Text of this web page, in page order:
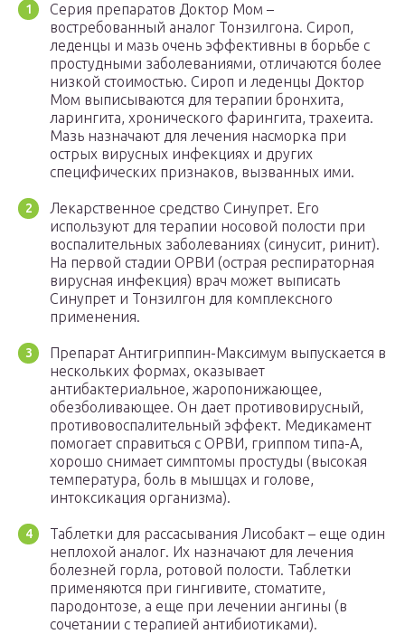
Серия препаратов Доктор Мом –
востребованный аналог Тонзилгона. Сироп,
леденцы и мазь очень эффективны в борьбе с
простудными заболеваниями, отличаются более
низкой стоимостью. Сироп и леденцы Доктор
Мом выписываются для терапии бронхита,
ларингита, хронического фарингита, трахеита.
Мазь назначают для лечения насморка при
острых вирусных инфекциях и других
специфических признаков, вызванных ими.
Лекарственное средство Синупрет. Его
используют для терапии носовой полости при
воспалительных заболеваниях (синусит, ринит).
На первой стадии ОРВИ (острая респираторная
вирусная инфекция) врач может выписать
Синупрет и Тонзилгон для комплексного
применения.
Препарат Антигриппин-Максимум выпускается в
нескольких формах, оказывает
антибактериальное, жаропонижающее,
обезболивающее. Он дает противовирусный,
противовоспалительный эффект. Медикамент
помогает справиться с ОРВИ, гриппом типа-А,
хорошо снимает симптомы простуды (высокая
температура, боль в мышцах и голове,
интоксикация организма).
Таблетки для рассасывания Лисобакт – еще один
неплохой аналог. Их назначают для лечения
болезней горла, ротовой полости. Таблетки
применяются при гингивите, стоматите,
пародонтозе, а еще при лечении ангины (в
сочетании с терапией антибиотиками).